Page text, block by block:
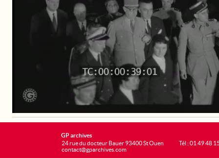
GP archives
24 rue du docteur Bauer 93400 St Ouen
contact@gparchives.com
Tél : 01 49 48